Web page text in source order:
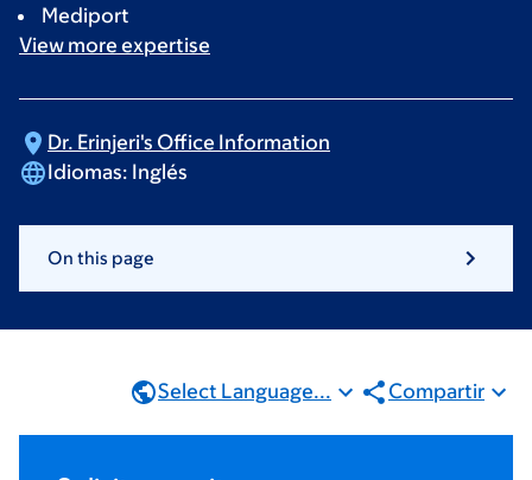
Mediport
View more expertise
Dr. Erinjeri's Office Information
Idiomas: Inglés
On this page
Select Language... Compartir